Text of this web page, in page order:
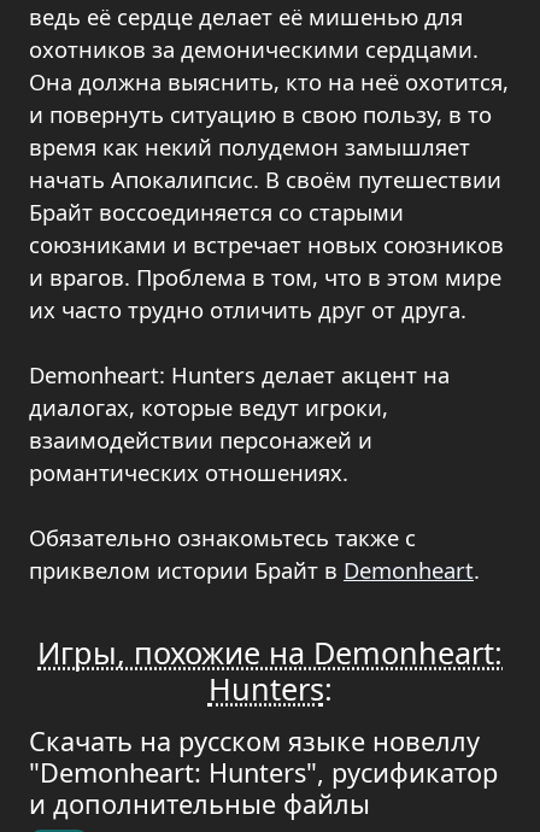
ведь её сердце делает её мишенью для
охотников за демоническими сердцами.
Она должна выяснить, кто на неё охотится,
и повернуть ситуацию в свою пользу, в то
время как некий полудемон замышляет
начать Апокалипсис. В своём путешествии
Брайт воссоединяется со старыми
союзниками и встречает новых союзников
и врагов. Проблема в том, что в этом мире
их часто трудно отличить друг от друга.
Demonheart: Hunters делает акцент на
диалогах, которые ведут игроки,
взаимодействии персонажей и
романтических отношениях.
Обязательно ознакомьтесь также с
приквелом истории Брайт в Demonheart.
Игры, похожие на Demonheart:
Hunters:
Скачать на русском языке новеллу
"Demonheart: Hunters", русификатор
и дополнительные файлы